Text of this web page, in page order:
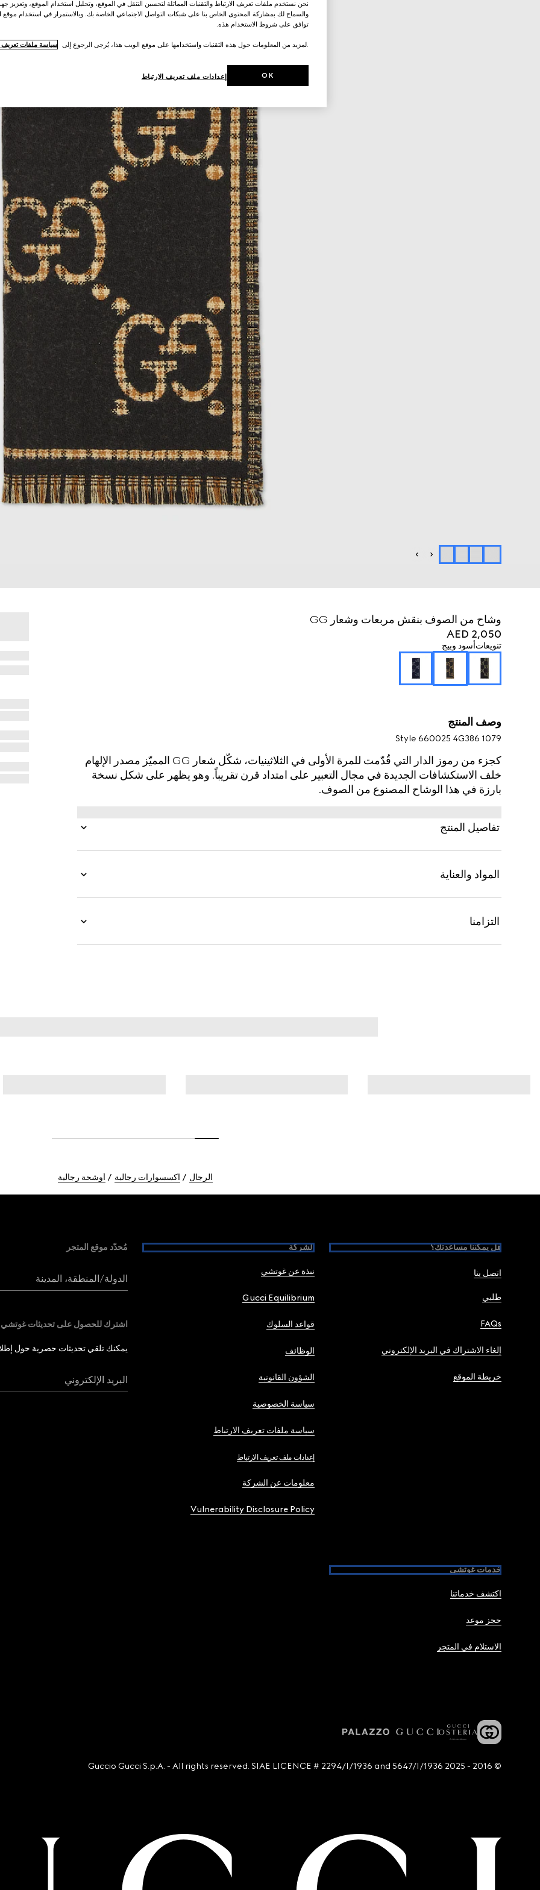
وشاح من الصوف بنقش مربعات وشعار GG
AED 2,050
تنويعاتأسود وبيج
وصف المنتج
Style ‎660025 4G386 1079
كجزء من رموز الدار التي قُدّمت للمرة الأولى في الثلاثينيات، شكّل شعار GG المميّز مصدر الإلهام
خلف الاستكشافات الجديدة في مجال التعبير على امتداد قرن تقريباً. وهو يظهر على شكل نسخة
بارزة في هذا الوشاح المصنوع من الصوف.
تفاصيل المنتج
المواد والعناية
التزامنا
الرجال اكسسوارات رجالية أوشحة رجالية
هل يمكننا مساعدتك؟
اتصل بنا
طلبي
FAQs
إلغاء الاشتراك في البريد الإلكتروني
خريطة الموقع
الشركة
نبذة عن غوتشي
Gucci Equilibrium
قواعد السلوك
الوظائف
الشؤون القانونية
سياسة الخصوصية
سياسة ملفات تعريف الارتباط
إعدادات ملف تعريف الارتباط
معلومات عن الشركة
Vulnerability Disclosure Policy
خدمات غوتشي
اكتشف خدماتنا
حجز موعد
الاستلام في المتجر
مُحدّد موقع المتجر
الدولة/المنطقة، المدينة
اشترك للحصول على تحديثات غوتشي
يمكنك تلقي تحديثات حصرية حول
البريد الإلكتروني
© 2016 - 2025 Guccio Gucci S.p.A. - All rights reserved. SIAE LICENCE # 2294/I/1936 and 5647/I/1936
نحن نستخدم ملفات تعريف الارتباط والتقنيات المماثلة لتحسين التنقل في الموقع، وتحليل استخدام الموقع، وتعزيز
والسماح لك بمشاركة المحتوى الخاص بنا على شبكات التواصل الاجتماعي الخاصة بك. وبالاستمرار في استخدام موقع
توافق على شروط الاستخدام هذه.
.لمزيد من المعلومات حول هذه التقنيات واستخدامها على موقع الويب هذا، يُرجى الرجوع إلى سياسة ملفات تعريف
إعدادات ملف تعريف الارتباط OK